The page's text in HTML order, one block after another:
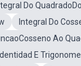
Do
Integral Do
Ao
E